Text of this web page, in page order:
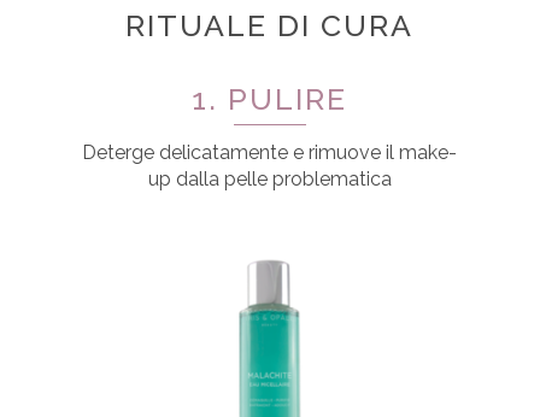
RITUALE DI CURA
1. PULIRE
Deterge delicatamente e rimuove il make-
up dalla pelle problematica